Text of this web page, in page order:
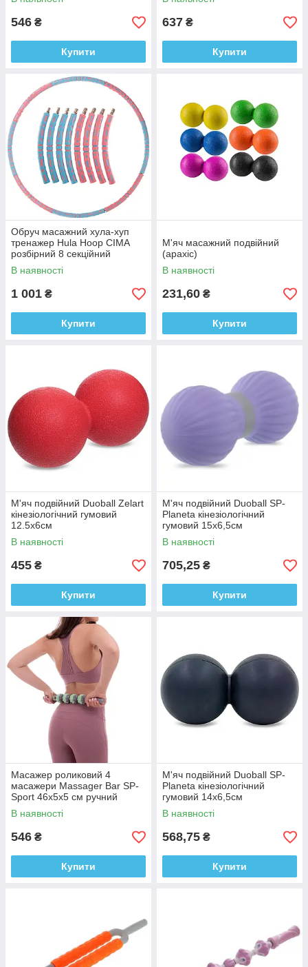
546 ₴
Купити
637 ₴
Купити
Обруч масажний хула-хуп
тренажер Hula Hoop CIMA
розбірний 8 секційний
рожевий з блакитним
В наявності
1 001 ₴
Купити
М'яч масажний подвійний
(арахіс)
В наявності
231,60 ₴
Купити
М'яч подвійний Duoball Zelart
кінезіологічний гумовий
12.5x6см
В наявності
455 ₴
Купити
М'яч подвійний Duoball SP-
Planeta кінезіологічний
гумовий 15x6,5см
В наявності
705,25 ₴
Купити
Масажер роликовий 4
масажери Massager Bar SP-
Sport 46x5x5 см ручний
В наявності
546 ₴
Купити
М'яч подвійний Duoball SP-
Planeta кінезіологічний
гумовий 14x6,5см
В наявності
568,75 ₴
Купити